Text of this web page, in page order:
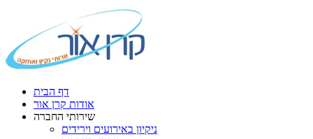
דף הבית
אודות קרן אור
שירותי החברה
ניקיון באירועים וירידים